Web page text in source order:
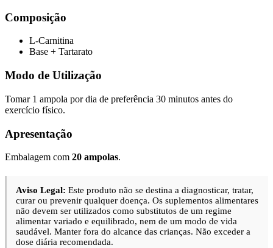
Composição
L-Carnitina
Base + Tartarato
Modo de Utilização
Tomar 1 ampola por dia de preferência 30 minutos antes do
exercício físico.
Apresentação
Embalagem com 20 ampolas.
Aviso Legal: Este produto não se destina a diagnosticar, tratar,
curar ou prevenir qualquer doença. Os suplementos alimentares
não devem ser utilizados como substitutos de um regime
alimentar variado e equilibrado, nem de um modo de vida
saudável. Manter fora do alcance das crianças. Não exceder a
dose diária recomendada.